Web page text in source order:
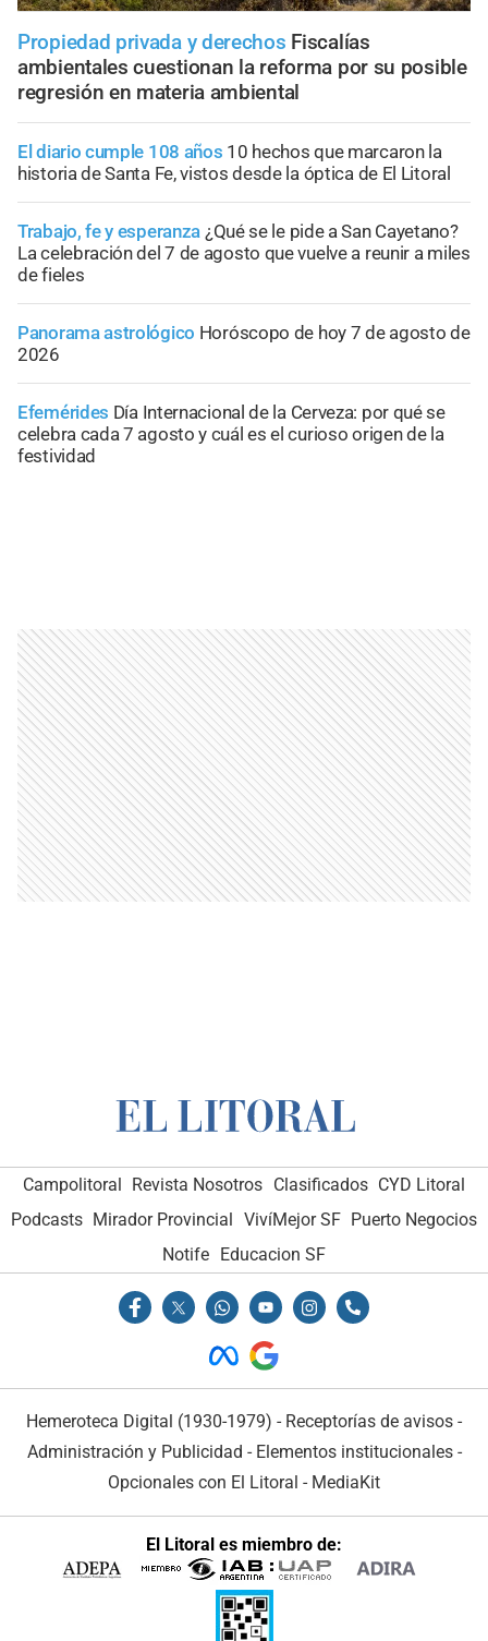
Propiedad privada y derechos Fiscalías
ambientales cuestionan la reforma por su posible
regresión en materia ambiental
El diario cumple 108 años 10 hechos que marcaron la
historia de Santa Fe, vistos desde la óptica de El Litoral
Trabajo, fe y esperanza ¿Qué se le pide a San Cayetano?
La celebración del 7 de agosto que vuelve a reunir a miles
de fieles
Panorama astrológico Horóscopo de hoy 7 de agosto de
2026
Efemérides Día Internacional de la Cerveza: por qué se
celebra cada 7 agosto y cuál es el curioso origen de la
festividad
Campolitoral Revista Nosotros Clasificados CYD Litoral
Podcasts Mirador Provincial VivíMejor SF Puerto Negocios
Notife Educacion SF
Hemeroteca Digital (1930-1979) - Receptorías de avisos -
Administración y Publicidad - Elementos institucionales-
Opcionales con El Litoral - MediaKit
El Litoral es miembro de: